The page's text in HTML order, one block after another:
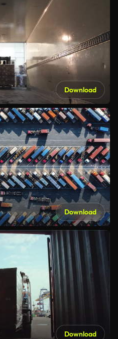
Download
Download
Download